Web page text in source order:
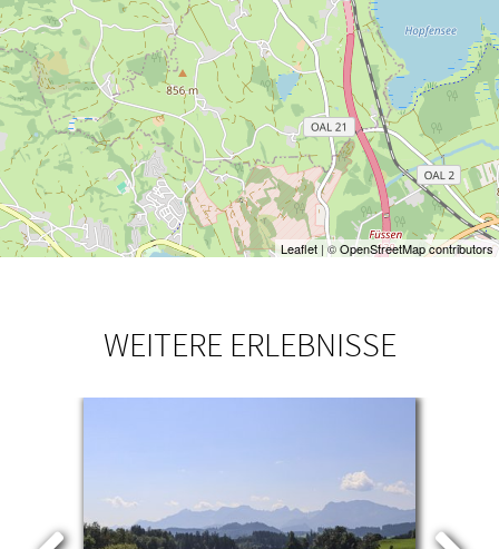
Leaflet | ©OpenStreetMap contributors
WEITERE ERLEBNISSE